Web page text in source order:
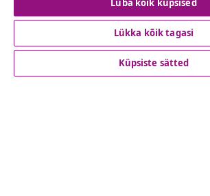
Lepingust taganemine
Luba kõik küpsised
Lükka kõik tagasi
Küpsiste sätted